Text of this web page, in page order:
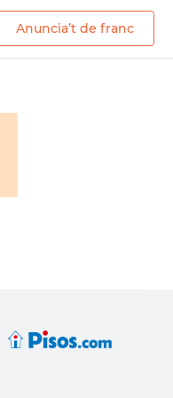
Anuncia’t de franc